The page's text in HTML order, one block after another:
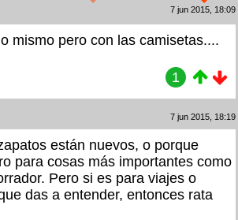
7 jun 2015, 18:09
mismo pero con las camisetas....
1
7 jun 2015, 18:19
están nuevos, o porque
para cosas más importantes como
Pero si es para viajes o
das a entender, entonces rata